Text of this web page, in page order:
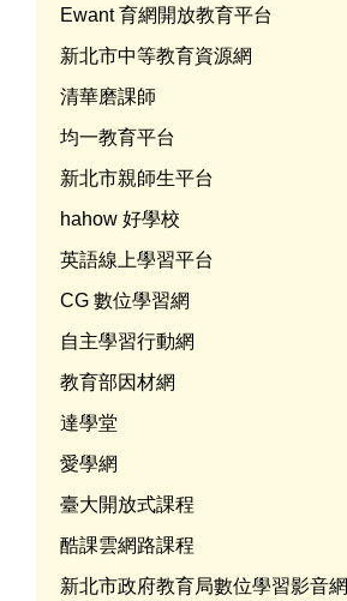
Ewant 育網開放教育平台
新北市中等教育資源網
清華磨課師
均一教育平台
新北市親師生平台
hahow 好學校
英語線上學習平台
CG 數位學習網
自主學習行動網
教育部因材網
達學堂
愛學網
臺大開放式課程
酷課雲網路課程
新北市政府教育局數位學習影音網